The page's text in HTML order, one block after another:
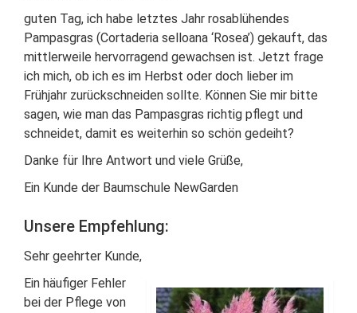
guten Tag, ich habe letztes Jahr rosablühendes
Pampasgras (Cortaderia selloana ‘Rosea’) gekauft, das
mittlerweile hervorragend gewachsen ist. Jetzt frage
ich mich, ob ich es im Herbst oder doch lieber im
Frühjahr zurückschneiden sollte. Können Sie mir bitte
sagen, wie man das Pampasgras richtig pflegt und
schneidet, damit es weiterhin so schön gedeiht?
Danke für Ihre Antwort und viele Grüße,
Ein Kunde der Baumschule NewGarden
Unsere Empfehlung:
Sehr geehrter Kunde,
Ein häufiger Fehler
bei der Pflege von